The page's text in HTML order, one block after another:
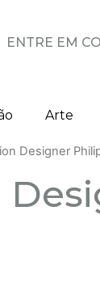
ENTRE EM
Arte
Designer